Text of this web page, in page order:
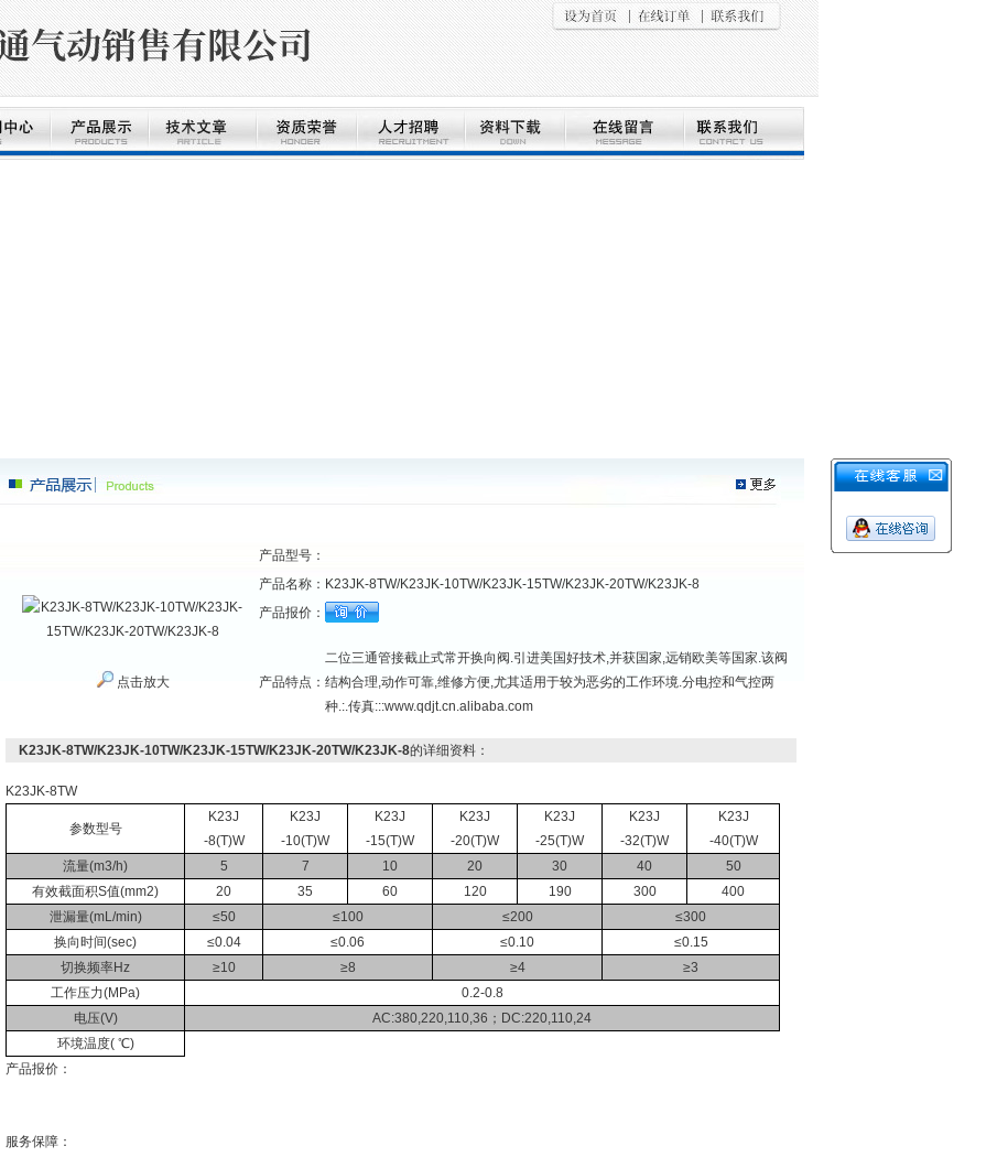
点击放大
产品型号：
产品名称： K23JK-8TW/K23JK-10TW/K23JK-15TW/K23JK-20TW/K23JK-8
产品报价：
产品特点：
二位三通管接截止式常开换向阀.引进美国好技术,并获国家,远销欧美等国家.该阀
结构合理,动作可靠,维修方便,尤其适用于较为恶劣的工作环境.分电控和气控两
种.:.传真:::www.qdjt.cn.alibaba.com
K23JK-8TW/K23JK-10TW/K23JK-15TW/K23JK-20TW/K23JK-8的详细资料：
K23JK-8TW
参数型号
K23J
-8(T)W
K23J
-10(T)W
K23J
-15(T)W
K23J
-20(T)W
K23J
-25(T)W
K23J
-32(T)W
K23J
-40(T)W
流量(m3/h)
5 7 10 20 30 40
50
有效截面积S值(mm2)
20 35 60 120 190 300
400
泄漏量(mL/min)
≤50 ≤100 ≤200
≤300
换向时间(sec)
≤0.04 ≤0.06 ≤0.10
≤0.15
切换频率Hz
≥10 ≥8 ≥4
≥3
工作压力(MPa)
0.2-0.8
电压(V)
AC:380,220,110,36；DC:220,110,24
环境温度( ℃)
产品报价：
服务保障：